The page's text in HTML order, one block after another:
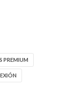
PREMIUM